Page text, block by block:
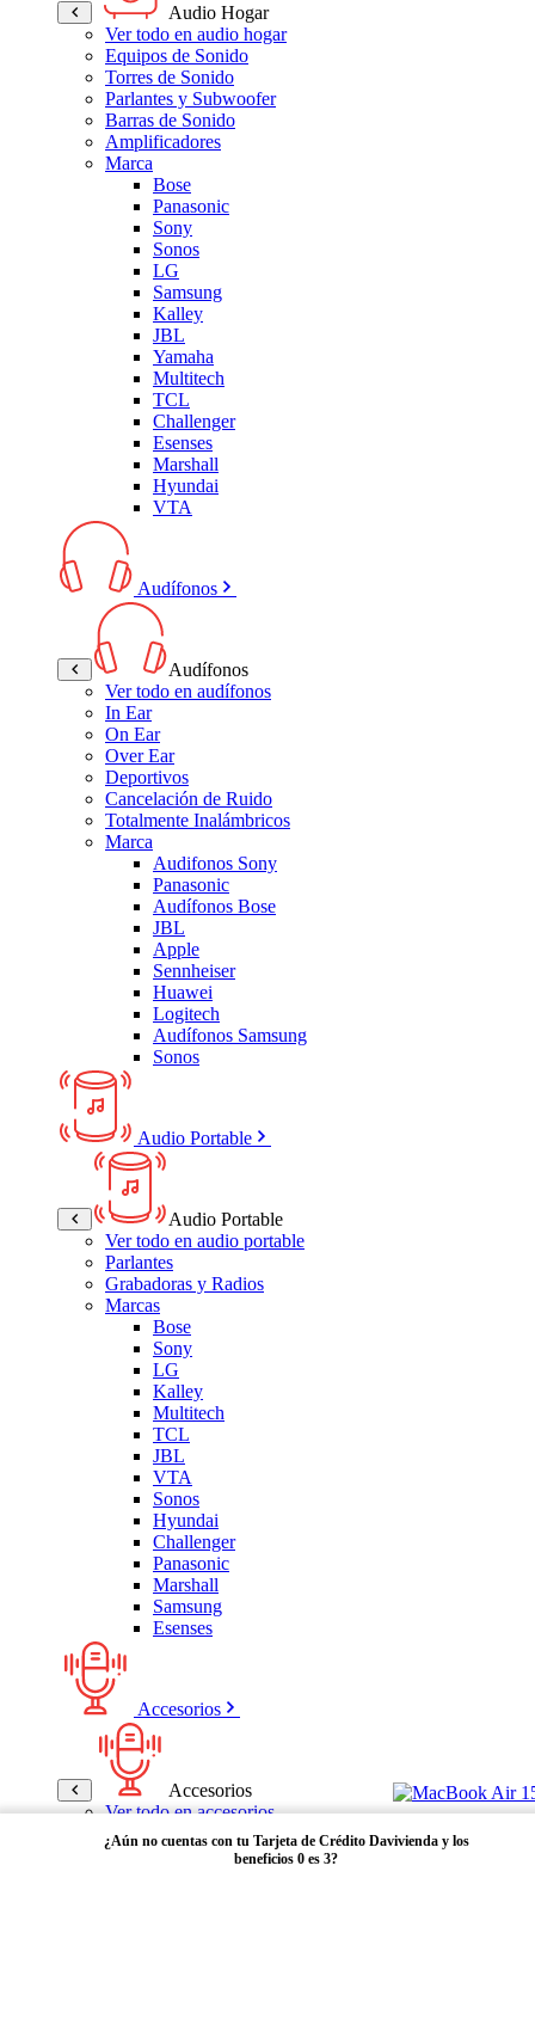
Audio Hogar
Ver todo en audio hogar
Equipos de Sonido
Torres de Sonido
Parlantes y Subwoofer
Barras de Sonido
Amplificadores
Marca
Bose
Panasonic
Sony
Sonos
LG
Samsung
Kalley
JBL
Yamaha
Multitech
TCL
Challenger
Esenses
Marshall
Hyundai
VTA
Audífonos
Audífonos
Ver todo en audífonos
In Ear
On Ear
Over Ear
Deportivos
Cancelación de Ruido
Totalmente Inalámbricos
Marca
Audifonos Sony
Panasonic
Audífonos Bose
JBL
Apple
Sennheiser
Huawei
Logitech
Audífonos Samsung
Sonos
Audio Portable
Audio Portable
Ver todo en audio portable
Parlantes
Grabadoras y Radios
Marcas
Bose
Sony
LG
Kalley
Multitech
TCL
JBL
VTA
Sonos
Hyundai
Challenger
Panasonic
Marshall
Samsung
Esenses
Accesorios
Accesorios
Ver todo en accesorios
Micrófonos
Bases
¿Aún no cuentas con tu Tarjeta de Crédito Davivienda y los
beneficios 0 es 3?